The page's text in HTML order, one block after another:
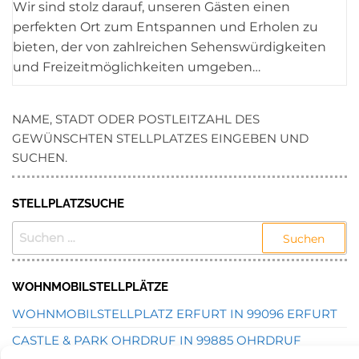
Wir sind stolz darauf, unseren Gästen einen
perfekten Ort zum Entspannen und Erholen zu
bieten, der von zahlreichen Sehenswürdigkeiten
und Freizeitmöglichkeiten umgeben…
NAME, STADT ODER POSTLEITZAHL DES
GEWÜNSCHTEN STELLPLATZES EINGEBEN UND
SUCHEN.
STELLPLATZSUCHE
SUCHEN
WOHNMOBILSTELLPLÄTZE
WOHNMOBILSTELLPLATZ ERFURT IN 99096 ERFURT
CASTLE & PARK OHRDRUF IN 99885 OHRDRUF